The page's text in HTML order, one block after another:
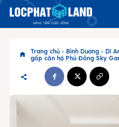
Search
Phiên bản
Trang chủ Bình Dương Dĩ
gấp căn hộ Phú Đông Sky